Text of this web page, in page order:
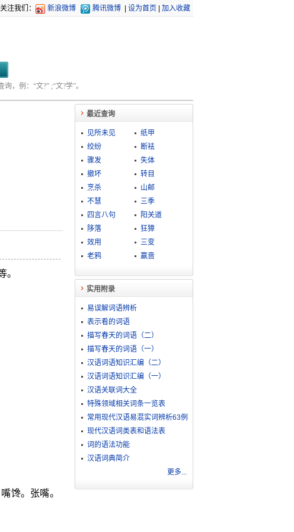
关注我们： 新浪微博 腾讯微博 设为首页 加入收藏
，例：“文?” ;“文?学”。
。
馋。张嘴。
最近查询
见所未见
纸甲
绞纷
断袪
骤发
失体
撤坏
转目
烹杀
山邮
不慧
三季
四言八句
阳关道
陊落
狂獐
效用
三变
老鸦
赢啬
实用附录
易误解词语辨析
表示看的词语
描写春天的词语（二）
描写春天的词语（一）
汉语词语知识汇编（二）
汉语词语知识汇编（一）
汉语关联词大全
特殊领域相关词条一览表
常用现代汉语易混实词辨析63例
现代汉语词类表和语法表
词的语法功能
汉语词典简介
更多...